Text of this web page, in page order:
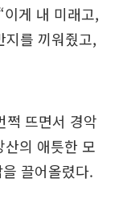
게 내 미래고,
지를 끼워줬고,
쩍 뜨면서 경악
의 애틋한 모
끌어올렸다.